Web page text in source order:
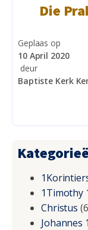
Die
Geplaas op
10 April 2020
deur
Baptiste Kerk
Kategorieë
1Timothy
Christus
Johannes